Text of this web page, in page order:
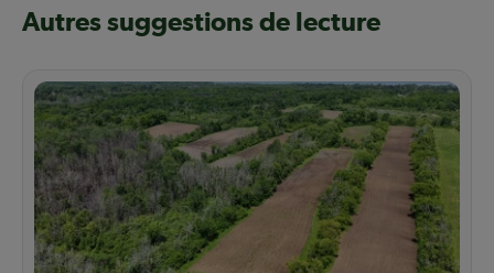
Autres suggestions de lecture